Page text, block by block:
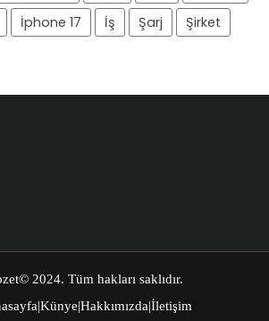
İphone 17 İş Şarj Şirket
© 2024. Tüm hakları saklıdır.
|Künye|Hakkımızda|İletişim